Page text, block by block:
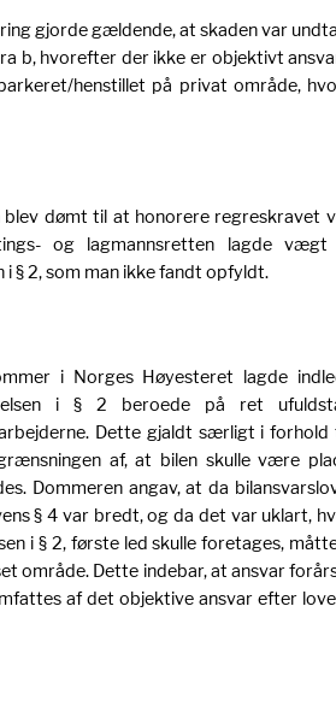
gjorde gældende, at skaden var
b, hvorefter der ikke er objektivt
henstillet på privat område,
dømt til at honorere regreskravet
og lagmannsretten lagde
§ 2, som man ikke fandt opfyldt.
i Norges Høyesteret lagde
i § 2 beroede på ret
Dette gjaldt særligt i forhold
af, at bilen skulle være
Dommeren angav, at da
§ 4 var bredt, og da det var uklart,
i § 2, første led skulle foretages,
område. Dette indebar, at ansvar
af det objektive ansvar efter